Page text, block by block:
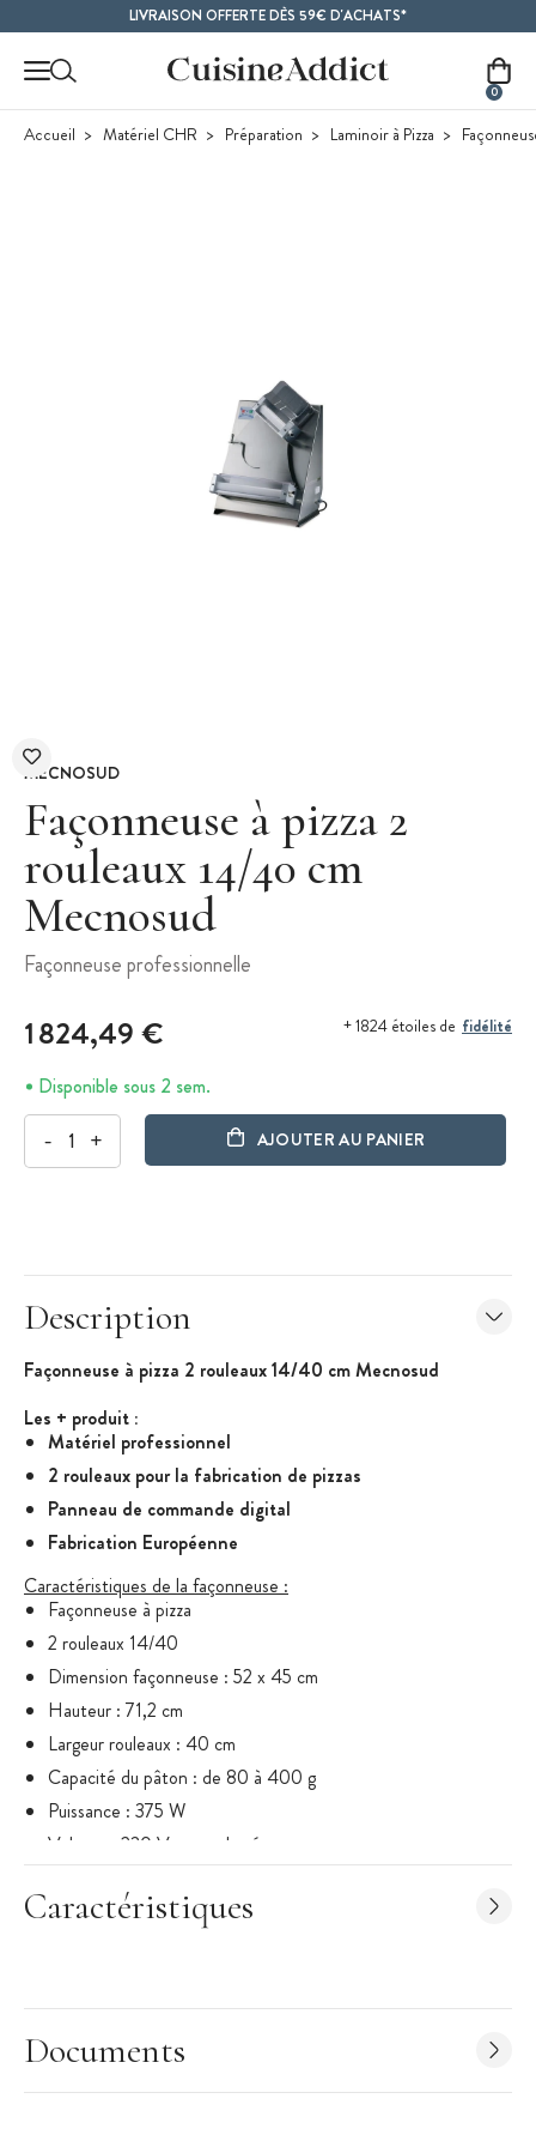
LIVRAISON OFFERTE DÈS 59€ D'ACHATS*
0
Accueil Matériel CHR Préparation Laminoir à Pizza
MECNOSUD
Façonneuse à pizza 2
rouleaux 14/40 cm
Mecnosud
Façonneuse professionnelle
1 824,49 € + 1824 étoiles de fidélité
Disponible sous 2 sem.
- + AJOUTER AU PANIER
Description
Façonneuse à pizza 2 rouleaux 14/40 cmMecnosud
Les + produit :
Matériel professionnel
2 rouleaux pour la fabrication de pizzas
Panneau de commande digital
Fabrication Européenne
Caractéristiques de la façonneuse :
Façonneuse à pizza
2 rouleaux 14/40
Dimension façonneuse : 52 x 45 cm
Hauteur : 71,2 cm
Largeur rouleaux : 40 cm
Capacité du pâton : de 80 à 400 g
Puissance : 375 W
Voltage : 230 V monophasé
Renforcements intérieurs contre la déformation de carcasse
Couleur : acier
Origine : Italie
Caractéristiques
Documents